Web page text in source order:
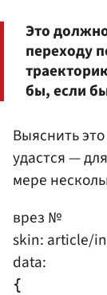
Это
переходу
бы, если
Выяснить
удастся —
мере
врез №
skin: article/
data:
{